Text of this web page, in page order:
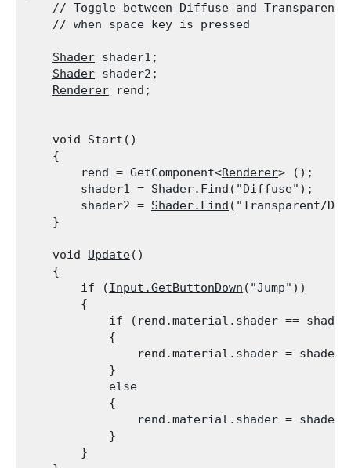
// Toggle between Diffuse and
    // when space key is pressed
Shader shader1;
Shader shader2;
Renderer rend;
    void Start()
    {
        rend = GetComponent<
Renderer> ();
        shader1 =
Shader.Find ("Diffuse");
        shader2 =
Shader.Find ("Transparent/
    }
    void
Update()
    {
        if (
Input.GetButtonDown ("Jump"))
        {
if (rend.material.shader ==
            {
rend.material.shader =
            }
            else
            {
rend.material.shader =
            }
        }